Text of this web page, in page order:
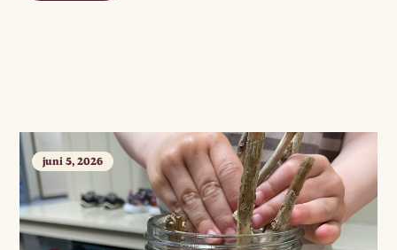
juni 5, 2026